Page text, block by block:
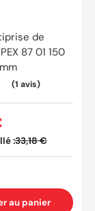
de
87 01 150
:33,18 €
au panier